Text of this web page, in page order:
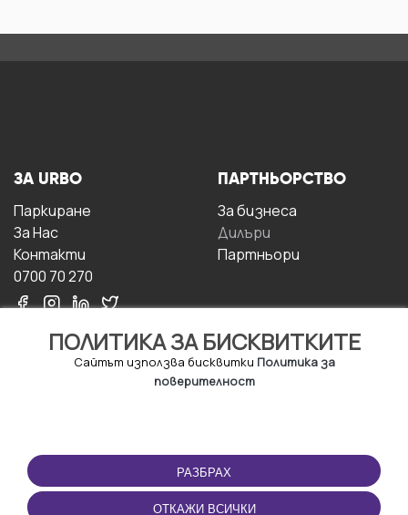
ПОЛИТИКА ЗА БИСКВИТКИТЕ
Сайтът използва бисквитки Политика за
поверителност
РАЗБРАХ
ОТКАЖИ ВСИЧКИ
ЗА URBO
Паркиране
За Hас
Контакти
0700 70 270
ПАРТНЬОРСТВО
За бизнесa
Дилъри
Партньори
ПОЛЗВАНЕ
Правила и условия за
ползване
ПРИЛОЖЕНИЕТО